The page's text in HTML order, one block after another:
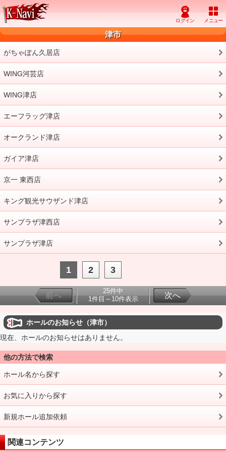
津市
がちゃぽん久居店
WING河芸店
WING津店
エーフラッグ津店
オークランド津店
ガイア津店
京一 東西店
キング観光サウザンド津店
サンプラザ津西店
サンプラザ津店
1 2 3
前へ
25件中
1件目～10件表示
次へ
ホールのお知らせ（津市）
現在、ホールのお知らせはありません。
他の方法で検索
ホール名から探す
お気に入りから探す
新規ホール追加依頼
関連コンテンツ